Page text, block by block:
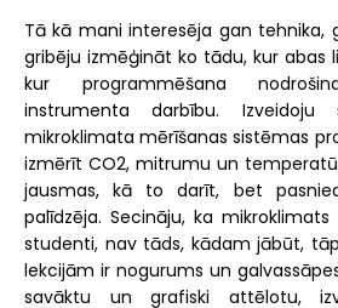
Tā kā mani interesēja gan tehnika,
gribēju izmēģināt ko tādu, kur abas
kur programmēšana
instrumenta darbību.
mikroklimata mērīšanas sistēmas
izmērīt CO2, mitrumu un
jausmas, kā to darīt, bet
palīdzēja. Secināju, ka
studenti, nav tāds, kādam jābūt,
lekcijām ir nogurums un
savāktu un grafiski attēlotu,